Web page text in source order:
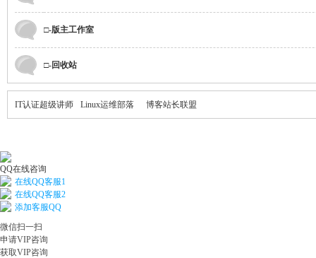
□-版主工作室
□-回收站
IT认证超级讲师 Linux运维部落 博客站长联盟
QQ在线咨询
在线QQ客服1
在线QQ客服2
添加客服QQ
微信扫一扫
申请VIP咨询
获取VIP咨询